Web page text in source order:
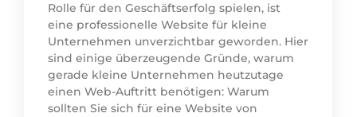
Rolle für den Geschäftserfolg spielen, ist
eine professionelle Website für kleine
Unternehmen unverzichtbar geworden. Hier
sind einige überzeugende Gründe, warum
gerade kleine Unternehmen heutzutage
einen Web-Auftritt benötigen: Warum
sollten Sie sich für eine Website von